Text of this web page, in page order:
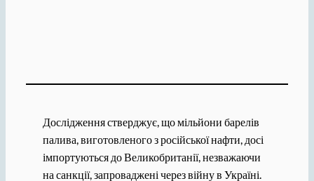
Дослідження стверджує, що мільйони барелів
палива, виготовленого з російської нафти, досі
імпортуються до Великобританії, незважаючи
на санкції, запроваджені через війну в Україні.